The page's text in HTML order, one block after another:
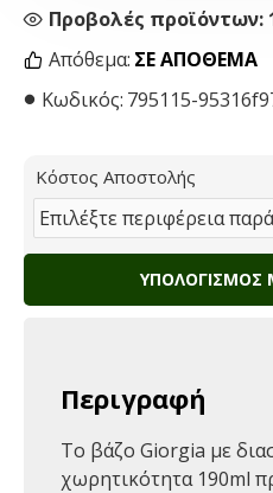
Απόθεμα: ΣΕ ΑΠΌΘΕΜΑ
Κωδικός: 795115-
Προβολές προϊόντων:
Κόστος Αποστολής
ΥΠΟΛΟΓΙΣΜΌΣ
Περιγραφή
Το βάζο Giorgia με
χωρητικότητα 190ml